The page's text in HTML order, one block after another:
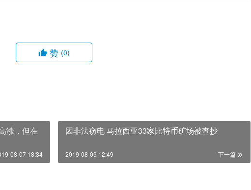
赞 (0)
涨，但在
08-07 18:34
因非法窃电 马拉西亚33家比特币矿场被查抄
下一篇
2019-08-09 12:49